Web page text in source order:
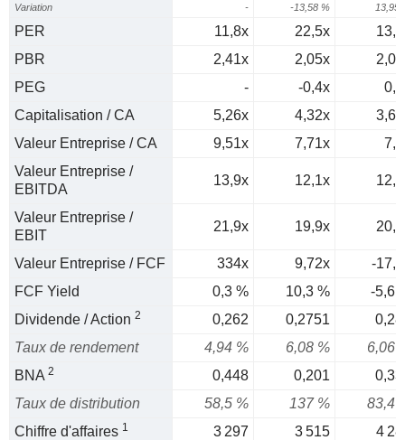
Variation - -13,58 % 13,95
PER 11,8x 22,5x
PBR
2,41x 2,05x
PEG
- -0,4x
Capitalisation / CA
5,26x 4,32x
Valeur Entreprise / CA
9,51x 7,71x
Valeur Entreprise /
EBITDA
13,9x 12,1x
Valeur Entreprise /
EBIT
21,9x 19,9x
Valeur Entreprise / FCF 334x 9,72x
-
FCF Yield
0,3 % 10,3 %
-5,6
Dividende / Action 2 0,262 0,2751
Taux de rendement
4,94 % 6,08 %
6,06
BNA 2 0,448 0,201
Taux de distribution
58,5 % 137 %
83,4
Chiffre d'affaires 1 3 297 3 515
4